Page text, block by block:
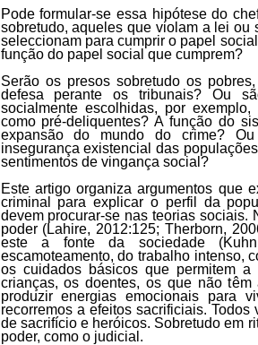
Pode formular-se essa hipótese do
sobretudo, aqueles que violam a lei
seleccionam para cumprir o papel
função do papel social que cumprem?
Serão os presos sobretudo os
defesa perante os tribunais? Ou
socialmente escolhidas, por
como pré-deliquentes? A função do
expansão do mundo do crime?
insegurança existencial das
sentimentos de vingança social?
Este artigo organiza argumentos que
criminal para explicar o perfil da
devem procurar-se nas teorias sociais.
poder (Lahire, 2012:125; Therborn,
este a fonte da sociedade
escamoteamento, do trabalho intenso,
os cuidados básicos que permitem
crianças, os doentes, os que não têm
produzir energias emocionais para
recorremos a efeitos sacrificiais.
de sacrifício e heróicos. Sobretudo em
poder, como o judicial.